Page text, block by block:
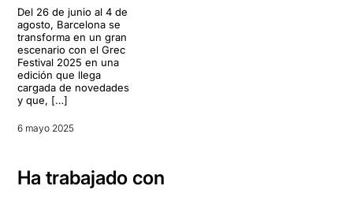
Del 26 de junio al 4 de
agosto, Barcelona se
transforma en un gran
escenario con el Grec
Festival 2025 en una
edición que llega
cargada de novedades
y que, […]
6 mayo 2025
Ha trabajado con